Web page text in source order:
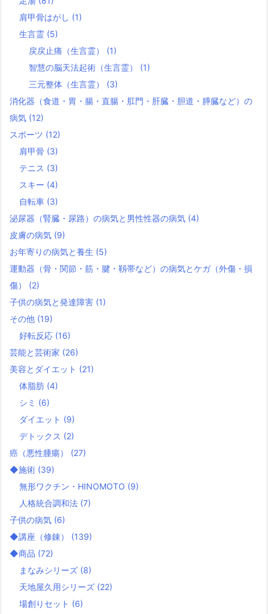
肩甲骨はがし (1)
生言霊 (5)
戻戻止痛（生言霊） (1)
智慧の脳天法起術（生言霊） (1)
三元整体（生言霊） (3)
消化器（食道・胃・腸・直腸・肛門・肝臓・胆道・膵臓など）の
病気 (12)
スポーツ (12)
肩甲骨 (3)
テニス (3)
スキー (4)
自転車 (3)
泌尿器（腎臓・尿路）の病気と男性性器の病気 (4)
皮膚の病気 (9)
お年寄りの病気と養生 (5)
運動器（骨・関節・筋・腱・靱帯など）の病気とケガ（外傷・損
傷） (2)
子供の病気と発達障害 (1)
その他 (19)
好転反応 (16)
芸能と芸術家 (26)
美容とダイエット (21)
体脂肪 (4)
シミ (6)
ダイエット (9)
デトックス (2)
癌（悪性腫瘍） (27)
◆施術 (39)
無形ワクチン・HINOMOTO (9)
人格統合調和法 (7)
子供の病気 (6)
◆講座（修錬） (139)
◆商品 (72)
まなみシリーズ (8)
天地屋久用シリーズ (22)
場創りセット (6)